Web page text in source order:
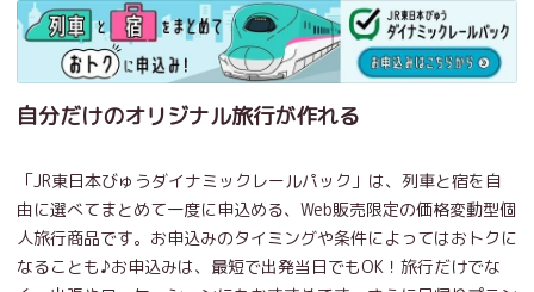
自分だけのオリジナル旅行が作れる
「JR東日本びゅうダイナミックレールパック」は、列車と宿を自
由に選べてまとめて一度に申込める、Web販売限定の価格変動型個
人旅行商品です。お申込みのタイミングや条件によってはおトクに
なることも♪お申込みは、最短で出発当日でもOK！旅行だけでな